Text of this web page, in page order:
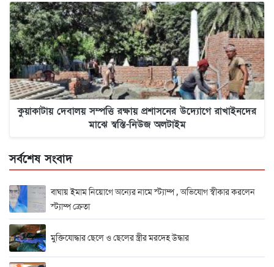
কুয়াকাটায় দেবালয় সম্পত্তি রক্ষায় প্রশাসনের উদ্যোগে রাখাইনদের
মাঝে স্বস্তি-নিউজ অলটাইম
সর্বশেষ সংবাদ
বাঘায় ইমাম নিয়োগে অন্যের নামে স্ট্যাম্প , অভিযোগ স্বীকার করলেন
স্ট্যাম্প ক্রেতা
মুক্তিযোদ্ধার ছেলে ও ছেলের স্ত্রীর মরদেহ উদ্ধার